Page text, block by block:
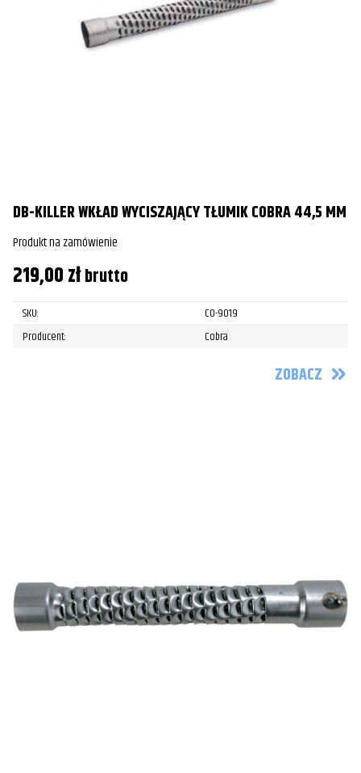
DB-KILLER WKŁAD WYCISZAJĄCY TŁUMIK COBRA 44,5 MM
Produkt na zamówienie
219,00złbrutto
SKU:
CO-9019
Producent:
Cobra
ZOBACZ